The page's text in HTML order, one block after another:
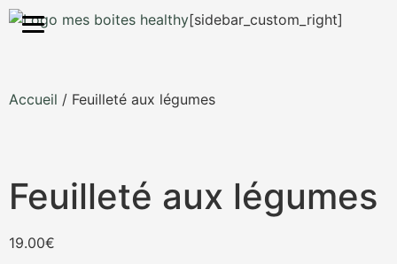
[sidebar_custom_right]
S'inscrire
Accueil / Feuilleté aux légumes
Feuilleté aux légumes
19.00€